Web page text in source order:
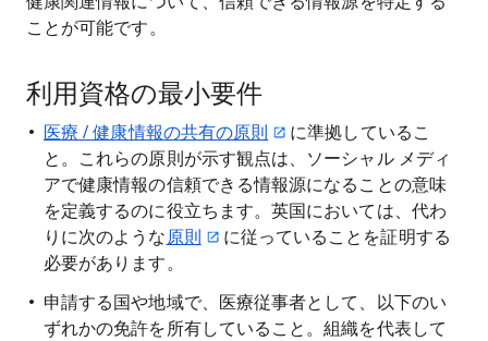
ことが可能です。
利用資格の最小要件
医療 / 健康情報の共有の原則
に準拠しているこ
と。これらの原則が示す観点は、ソーシャル メディ
アで健康情報の信頼できる情報源になることの意味
を定義するのに役立ちます。英国においては、代わ
りに次のような原則
に従っていることを証明する
必要があります。
申請する国や地域で、医療従事者として、以下のい
ずれかの免許を所有していること。組織を代表して